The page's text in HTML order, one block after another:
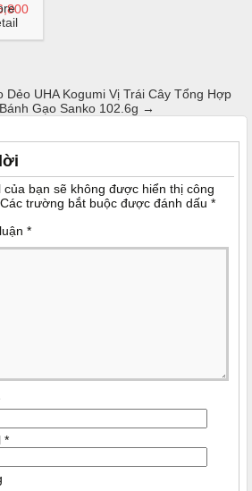
Dẻo UHA Kogumi Vị Trái Cây Tổng Hợp
Bánh Gạo Sanko 102.6g →
của bạn sẽ không được hiển thị công
Các trường bắt buộc được đánh dấu *
*
*